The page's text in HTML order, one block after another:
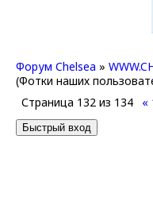
Форум Chelsea »
(Фотки наших
Страница 132 из 134 «